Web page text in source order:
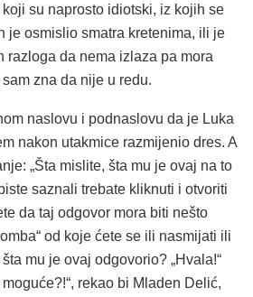
su naprosto idiotski, iz kojih se
je osmislio smatra kretenima, ili je
razloga da nema izlaza pa mora
zna da nije u redu.
naslovu i podnaslovu da je Luka
nakon utakmice razmijenio dres. A
„Šta mislite, šta mu je ovaj na to
saznali trebate kliknuti i otvoriti
da taj odgovor mora biti nešto
od koje ćete se ili nasmijati ili
mu je ovaj odgovorio? „Hvala!“
rekao bi Mladen Delić,